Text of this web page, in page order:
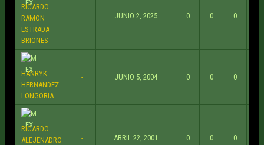
RICARDO
RAMON
ESTRADA
BRIONES
JUNIO 2, 2025 0 0 0
HANRYK
HERNANDEZ
LONGORIA
- JUNIO 5, 2004 0 0 0
RICARDO
ALEJENADRO
- ABRIL 22, 2001 0 0 0